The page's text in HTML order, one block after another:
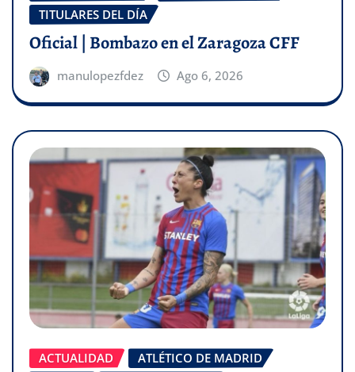
TITULARES DEL DÍA
Oficial | Bombazo en el Zaragoza CFF
manulopezfdez Ago 6, 2026
ACTUALIDAD
ATLÉTICO DE MADRID